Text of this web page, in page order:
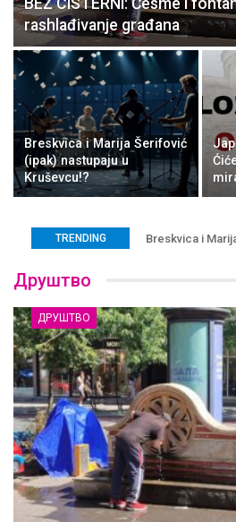
rashlađivanje građana
Breskvica i Marija Šerifović
(ipak) nastupaju u
Kruševcu!?
TRENDING Breskvica i
Друштво
ДРУШТВО